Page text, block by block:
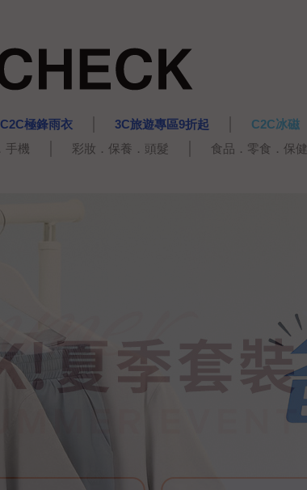
C2C極鋒雨衣 3C旅遊專區9折起 C2C冰磁
手機 彩妝．保養．頭髮 食品．零食．保健